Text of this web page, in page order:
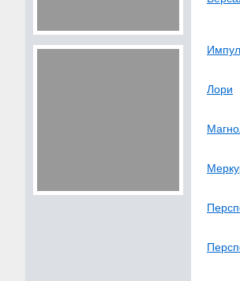
Лори